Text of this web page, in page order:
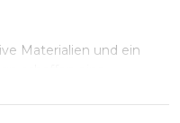
Materialien und ein
Veranstaltung ein Hit